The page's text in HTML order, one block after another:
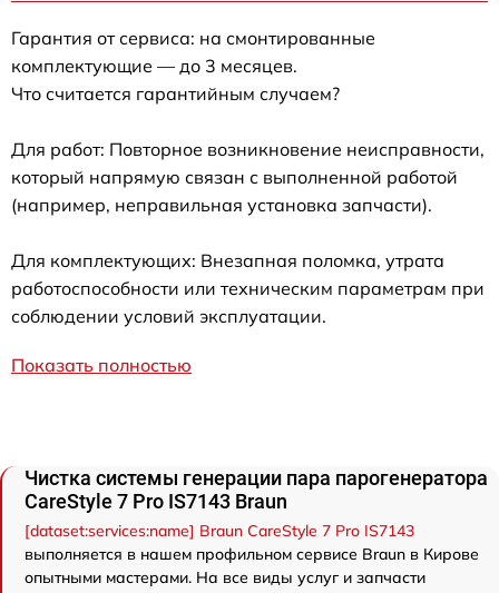
Гарантия от сервиса: на смонтированные
комплектующие — до 3 месяцев.
Что считается гарантийным случаем?
Для работ: Повторное возникновение неисправности,
который напрямую связан с выполненной работой
(например, неправильная установка запчасти).
Для комплектующих: Внезапная поломка, утрата
работоспособности или техническим параметрам при
соблюдении условий эксплуатации.
Показать полностью
Чистка системы генерации пара парогенератора
CareStyle 7 Pro IS7143 Braun
[dataset:services:name] Braun CareStyle 7 Pro IS7143
выполняется в нашем профильном сервисе Braun в Кирове
опытными мастерами. На все виды услуг и запчасти